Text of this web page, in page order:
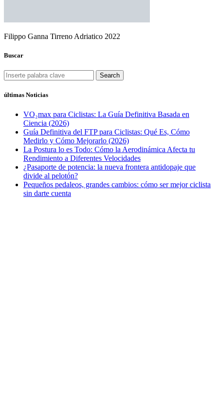
Filippo Ganna Tirreno Adriatico 2022
Buscar
Search
últimas Noticias
VO₂max para Ciclistas: La Guía Definitiva Basada en
Ciencia (2026)
Guía Definitiva del FTP para Ciclistas: Qué Es, Cómo
Medirlo y Cómo Mejorarlo (2026)
La Postura lo es Todo: Cómo la Aerodinámica Afecta tu
Rendimiento a Diferentes Velocidades
¿Pasaporte de potencia: la nueva frontera antidopaje que
divide al pelotón?
Pequeños pedaleos, grandes cambios: cómo ser mejor ciclista
sin darte cuenta